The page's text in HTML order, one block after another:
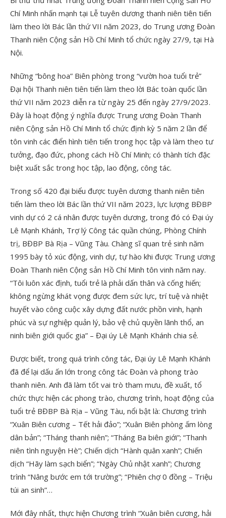
Chí Minh nhấn mạnh tại Lễ tuyên dương thanh niên tiên tiến
làm theo lời Bác lần thứ VII năm 2023, do Trung ương Đoàn
Thanh niên Cộng sản Hồ Chí Minh tổ chức ngày 27/9, tại Hà
Nội.
Những “bông hoa” Biên phòng trong “vườn hoa tuổi trẻ”
Đại hội Thanh niên tiên tiến làm theo lời Bác toàn quốc lần
thứ VII năm 2023 diễn ra từ ngày 25 đến ngày 27/9/2023.
Đây là hoạt động ý nghĩa được Trung ương Đoàn Thanh
niên Cộng sản Hồ Chí Minh tổ chức định kỳ 5 năm 2 lần để
tôn vinh các điển hình tiên tiến trong học tập và làm theo tư
tưởng, đạo đức, phong cách Hồ Chí Minh; có thành tích đặc
biệt xuất sắc trong học tập, lao động, công tác.
Trong số 420 đại biểu được tuyên dương thanh niên tiên
tiến làm theo lời Bác lần thứ VII năm 2023, lực lượng BĐBP
vinh dự có 2 cá nhân được tuyên dương, trong đó có Đại úy
Lê Mạnh Khánh, Trợ lý Công tác quần chúng, Phòng Chính
trị, BĐBP Bà Rịa – Vũng Tàu. Chàng sĩ quan trẻ sinh năm
1995 bày tỏ xúc động, vinh dự, tự hào khi được Trung ương
Đoàn Thanh niên Cộng sản Hồ Chí Minh tôn vinh năm nay.
“Tôi luôn xác định, tuổi trẻ là phải dấn thân và cống hiến;
không ngừng khát vọng được đem sức lực, trí tuệ và nhiệt
huyết vào công cuộc xây dựng đất nước phồn vinh, hạnh
phúc và sự nghiệp quản lý, bảo vệ chủ quyền lãnh thổ, an
ninh biên giới quốc gia” – Đại úy Lê Mạnh Khánh chia sẻ.
Được biết, trong quá trình công tác, Đại úy Lê Mạnh Khánh
đã để lại dấu ấn lớn trong công tác Đoàn và phong trào
thanh niên. Anh đã làm tốt vai trò tham mưu, đề xuất, tổ
chức thực hiện các phong trào, chương trình, hoạt động của
tuổi trẻ BĐBP Bà Rịa – Vũng Tàu, nổi bật là: Chương trình
“Xuân Biên cương – Tết hải đảo”; “Xuân Biên phòng ấm lòng
dân bản”; “Tháng thanh niên”; “Tháng Ba biên giới”; “Thanh
niên tình nguyện Hè”; Chiến dịch “Hành quân xanh”; Chiến
dịch “Hãy làm sạch biển”; “Ngày Chủ nhật xanh”; Chương
trình “Nâng bước em tới trường”; “Phiên chợ 0 đồng – Triệu
túi an sinh”…
Mới đây nhất, thực hiện Chương trình “Xuân biên cương, hải